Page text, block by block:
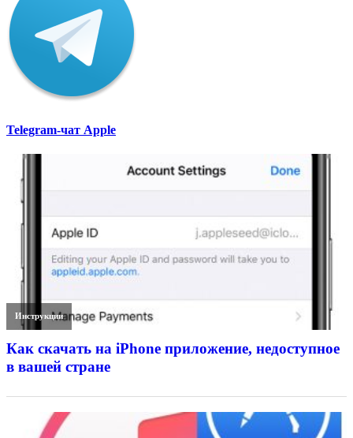
Telegram-чат Apple
Инструкции
Как скачать на iPhone приложение, недоступное
в вашей стране